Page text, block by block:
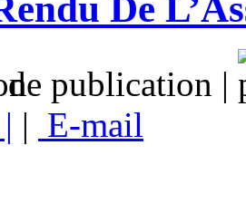
De
de publication |
| E-mail